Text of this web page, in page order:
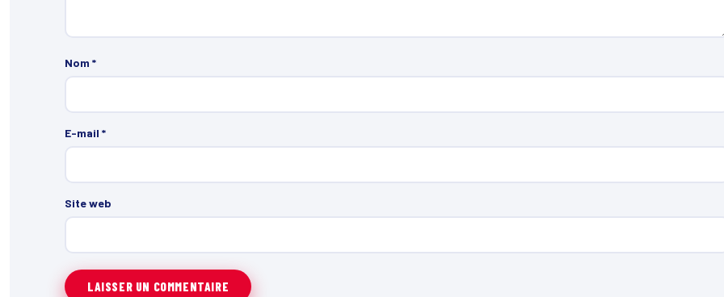
Nom *
E-mail *
Site web